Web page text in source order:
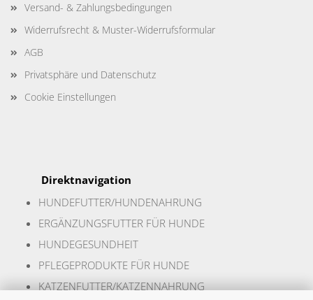
Versand- & Zahlungsbedingungen
Widerrufsrecht & Muster-Widerrufsformular
AGB
Privatsphäre und Datenschutz
Cookie Einstellungen
Direktnavigation
HUNDEFUTTER/HUNDENAHRUNG
ERGÄNZUNGSFUTTER FÜR HUNDE
HUNDEGESUNDHEIT
PFLEGEPRODUKTE FÜR HUNDE
KATZENFUTTER/KATZENNAHRUNG